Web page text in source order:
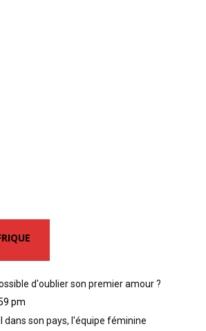
d'oublier son premier amour ?
pm
dans son pays, l'équipe féminine